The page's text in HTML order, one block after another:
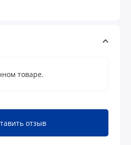
товаре.
отзыв